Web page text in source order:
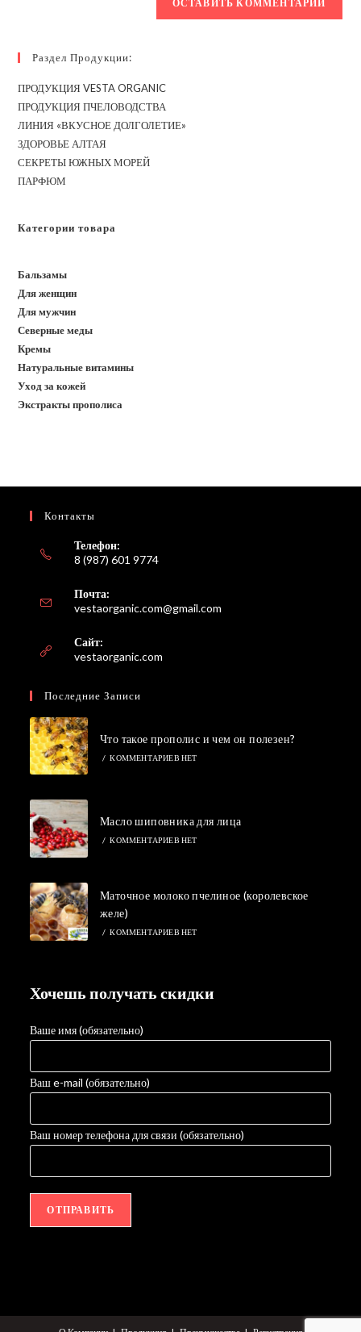
Раздел Продукции:
ПРОДУКЦИЯ VESTA ORGANIC
ПРОДУКЦИЯ ПЧЕЛОВОДСТВА
ЛИНИЯ «ВКУСНОЕ ДОЛГОЛЕТИЕ»
ЗДОРОВЬЕ АЛТАЯ
СЕКРЕТЫ ЮЖНЫХ МОРЕЙ
ПАРФЮМ
Категории товара
Бальзамы
Для женщин
Для мужчин
Северные меды
Кремы
Натуральные витамины
Уход за кожей
Экстракты прополиса
Контакты
Телефон:
8 (987) 601 9774
Почта:
vestaorganic.com@gmail.com
Сайт:
vestaorganic.com
Последние Записи
Что такое прополис и чем он полезен?
/ КОММЕНТАРИЕВ НЕТ
Масло шиповника для лица
/ КОММЕНТАРИЕВ НЕТ
Маточное молоко пчелиное (королевское
желе)
/ КОММЕНТАРИЕВ НЕТ
Хочешь получать скидки
Ваше имя (обязательно)
Ваш e-mail (обязательно)
Ваш номер телефона для связи (обязательно)